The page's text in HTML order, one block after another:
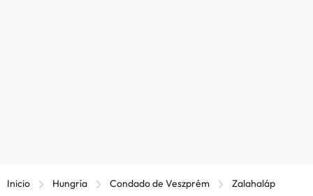
Inicio Hungría Condado de Veszprém Zalahaláp